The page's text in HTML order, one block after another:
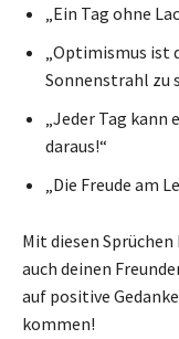
„Ein Tag ohne
„Optimismus ist
Sonnenstrahl zu
„Jeder Tag
daraus!“
„Die Freude am
Mit diesen
auch deinen
auf positive
kommen!